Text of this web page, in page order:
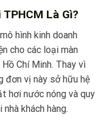
Là Gì?
hình kinh doanh
cho các loại màn
Chí Minh. Thay vì
vị này sở hữu hệ
hơi nước nóng và quy
khách hàng.